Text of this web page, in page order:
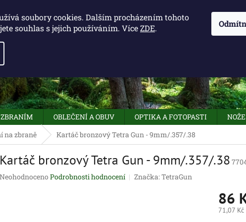
soubory cookies. Dalším procházením tohoto
souhlas s jejich používáním. VíceZDE.
OBLEČENÍ A OBUV OPTIKA A FOTOPASTI NOŽE
na zbraně Kartáč bronzový Tetra Gun - 9mm/.357/.38
Kartáč bronzový Tetra Gun - 9mm/.357/.38
Průměrné
Neohodnoceno Podrobnosti hodnocení Značka:TetraGun
86
71,07 Kč